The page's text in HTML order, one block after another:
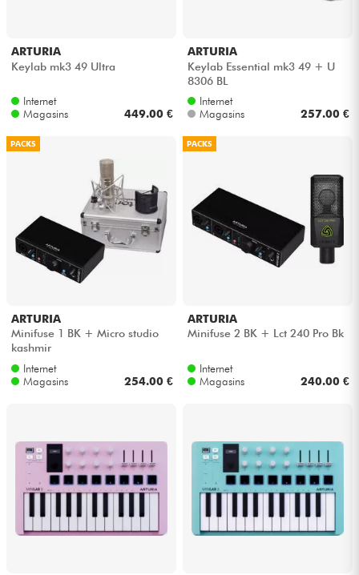
ARTURIA
Keylab mk3 49 Ultra
Internet
Magasins
449.00 €
ARTURIA
Keylab Essential mk3 49 + U
8306 BL
Internet
Magasins
257.00 €
PACKS
ARTURIA
Minifuse 1 BK + Micro studio
kashmir
Internet
Magasins
254.00 €
PACKS
ARTURIA
Minifuse 2 BK + Lct 240 Pro Bk
Internet
Magasins
240.00 €